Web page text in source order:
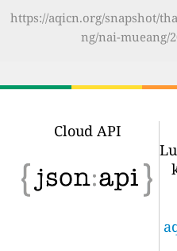
https://aqicn.org/snapshot/
ng/nai-mueang/
Cloud API